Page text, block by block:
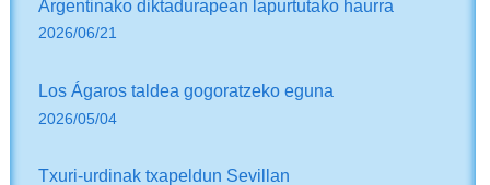
Argentinako diktadurapean lapurtutako haurra
2026/06/21
Los Ágaros taldea gogoratzeko eguna
2026/05/04
Txuri-urdinak txapeldun Sevillan